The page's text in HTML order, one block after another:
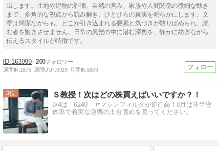
出します。土地や建物の評価、自然の営み、家族や人間関係の微細な動き
まで、多角的な視点から読み解き、ひとひらの真実を明らかにします。文
章は簡潔ながらも、どこか引き込まれる要素と気づきが散りばめられ、読
む者を飽きさせません。日常の風景の中に潜む深奥を、静かに紡ぎながら
伝えるスタイルが特徴です。
163999 200
週間IN:1875 週間OUT:3919 月間IN:8309
3 Ｓ教授！次はどの株買えばいいですか？！
8/4は 6240 ヤマシンフィルタが逆行高！8月は非半導
体系で着実な逆襲の土台固めを図ってください。